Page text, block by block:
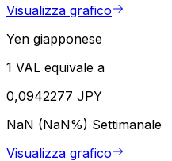
Visualizza grafico
Yen giapponese
1 VAL equivale a
0,0942277 JPY
NaN (NaN%) Settimanale
Visualizza grafico